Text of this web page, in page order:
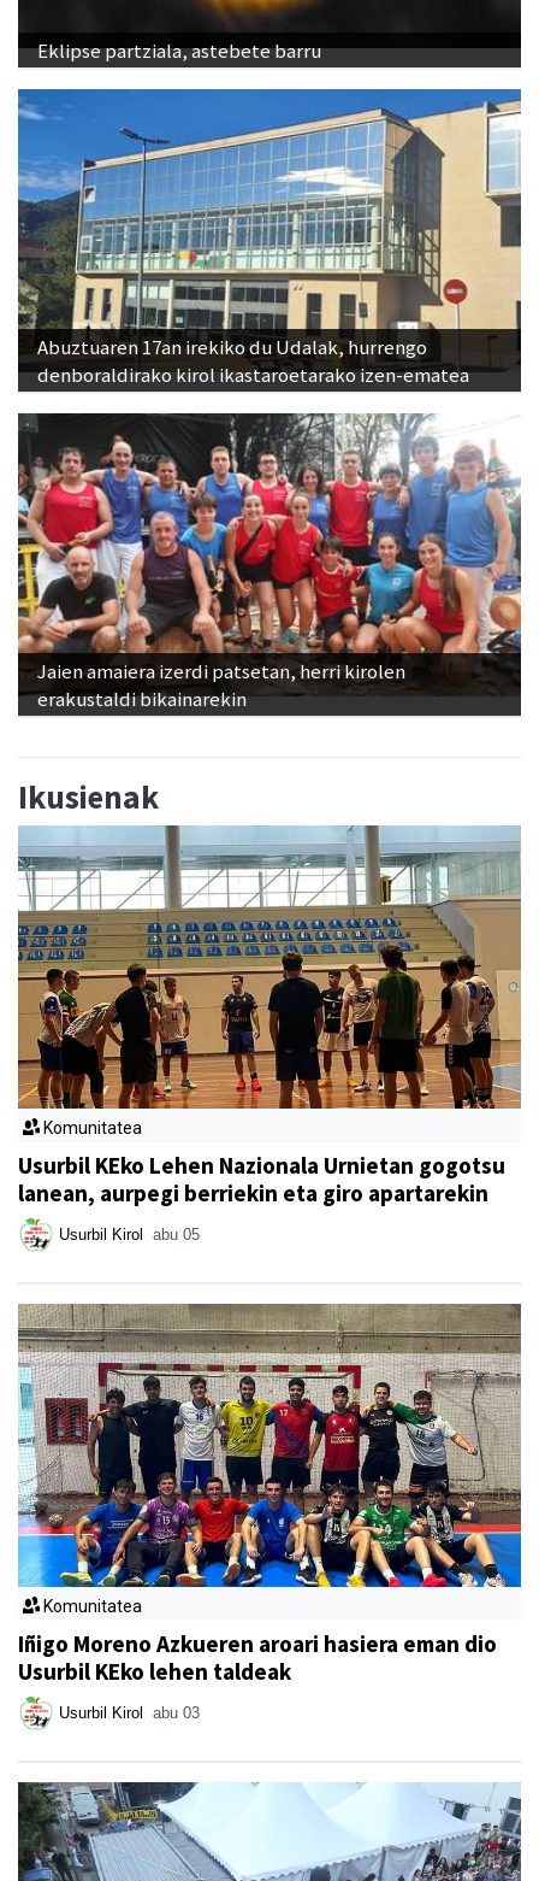
Eklipse partziala, astebete barru
Abuztuaren 17an irekiko du Udalak, hurrengo
denboraldirako kirol ikastaroetarako izen-ematea
Jaien amaiera izerdi patsetan, herri kirolen
erakustaldi bikainarekin
Ikusienak
Komunitatea
Usurbil KEko Lehen Nazionala Urnietan gogotsu
lanean, aurpegi berriekin eta giro apartarekin
Usurbil Kirol abu 05
Komunitatea
Iñigo Moreno Azkueren aroari hasiera eman dio
Usurbil KEko lehen taldeak
Usurbil Kirol abu 03